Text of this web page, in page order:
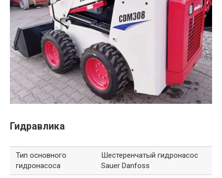
Гидравлика
Тип основного
гидронасоса
Шестеренчатый гидронасос
Sauer Danfoss